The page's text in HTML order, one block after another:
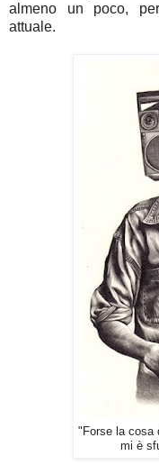
almeno un poco,
attuale.
"Forse la cosa
mi è